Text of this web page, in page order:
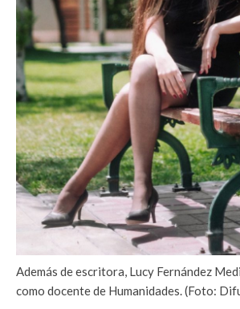
Además de escritora, Lucy Fernández
como docente de Humanidades. (Foto: